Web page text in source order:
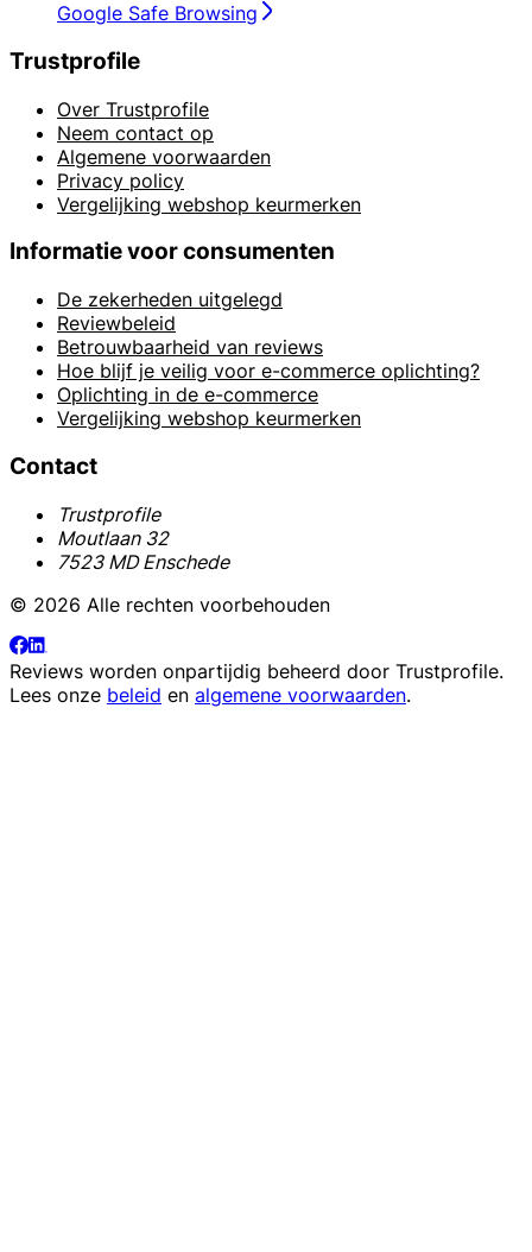
Google Safe Browsing
Trustprofile
Over Trustprofile
Neem contact op
Algemene voorwaarden
Privacy policy
Vergelijking webshop keurmerken
Informatie voor consumenten
De zekerheden uitgelegd
Reviewbeleid
Betrouwbaarheid van reviews
Hoe blijf je veilig voor e-commerce oplichting?
Oplichting in de e-commerce
Vergelijking webshop keurmerken
Contact
Trustprofile
Moutlaan 32
7523 MD Enschede
© 2026 Alle rechten voorbehouden
Reviews worden onpartijdig beheerd door Trustprofile.
Lees onze beleid en algemene voorwaarden.